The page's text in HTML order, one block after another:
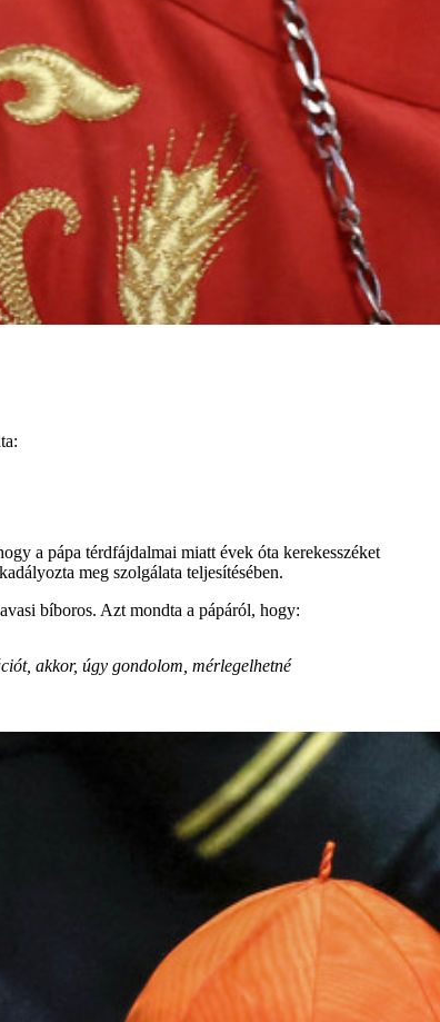
a pápa térdfájdalmai miatt évek óta kerekesszéket
meg szolgálata teljesítésében.
bíboros. Azt mondta a pápáról, hogy:
akkor, úgy gondolom, mérlegelhetné